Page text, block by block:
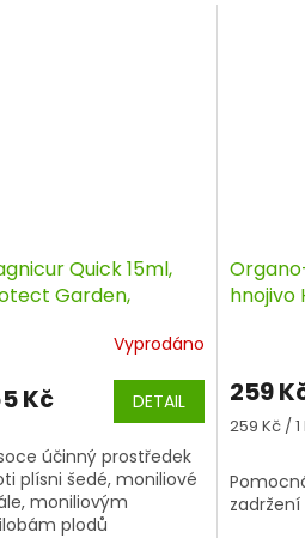
Quick 15ml,
Garden,
Vyprodáno
Kč DETAIL
účinný prostředek
plísni šedé, moniliové
moniliovým
plodů
hnojivo
259
Měrná
259 Kč / 1